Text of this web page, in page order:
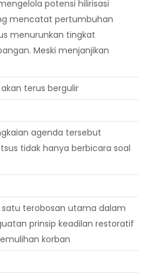
potensi hilirisasi
mencatat pertumbuhan
menurunkan tingkat
Meski menjanjikan
terus bergulir
agenda tersebut
tidak hanya berbicara soal
satu terobosan utama dalam
prinsip keadilan restoratif
korban